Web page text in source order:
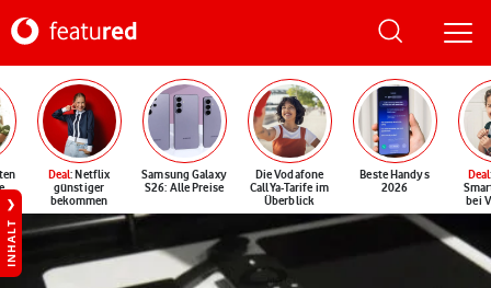
Deal: Netflix
günstiger
bekommen
Samsung Galaxy
S26: Alle Preise
Die Vodafone
CallYa-Tarife im
Überblick
Beste Handys
2026
Deal
bei
INHALT